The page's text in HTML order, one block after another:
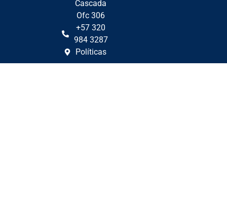
Cascada
Ofc 306
+57 320
984 3287
Políticas